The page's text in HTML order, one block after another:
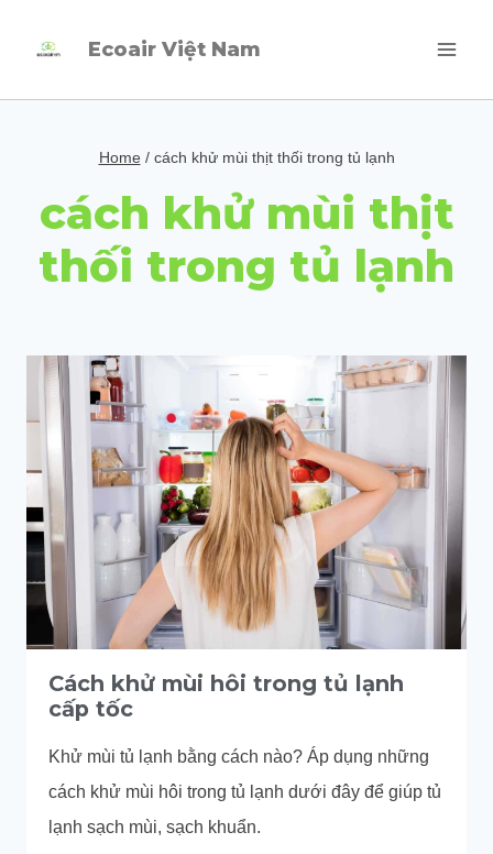
Ecoair Việt Nam
Home / cách khử mùi thịt thối trong tủ lạnh
cách khử mùi thịt
thối trong tủ lạnh
Cách khử mùi hôi trong tủ lạnh
cấp tốc
Khử mùi tủ lạnh bằng cách nào? Áp dụng những
cách khử mùi hôi trong tủ lạnh dưới đây để giúp tủ
lạnh sạch mùi, sạch khuẩn.